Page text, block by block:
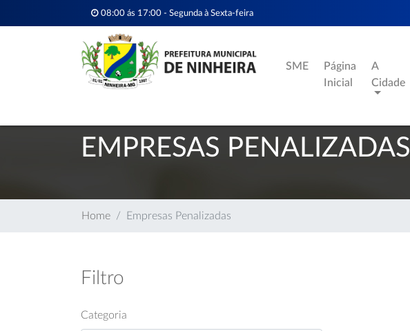
08:00 ás 17:00 - Segunda à Sexta-feira
SME
Página
Inicial
A
Cidade
EMPRESAS PENALIZADAS
Home Empresas Penalizadas
Filtro
Categoria